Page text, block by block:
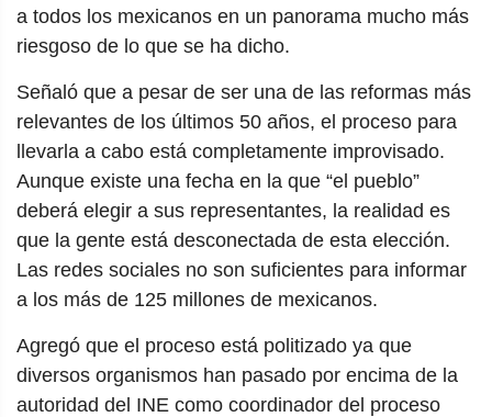
a todos los mexicanos en un panorama mucho más
riesgoso de lo que se ha dicho.
Señaló que a pesar de ser una de las reformas más
relevantes de los últimos 50 años, el proceso para
llevarla a cabo está completamente improvisado.
Aunque existe una fecha en la que “el pueblo”
deberá elegir a sus representantes, la realidad es
que la gente está desconectada de esta elección.
Las redes sociales no son suficientes para informar
a los más de 125 millones de mexicanos.
Agregó que el proceso está politizado ya que
diversos organismos han pasado por encima de la
autoridad del INE como coordinador del proceso